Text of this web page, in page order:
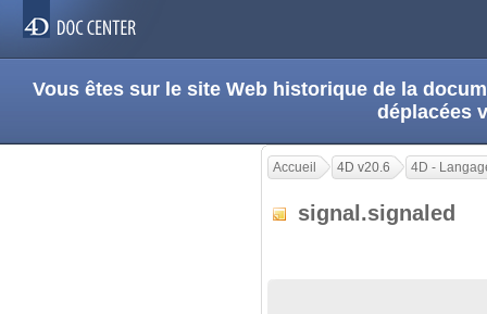
Vous êtes sur le site Web historique de la
déplacées
Accueil 4D v20.6 4D -
signal.signaled